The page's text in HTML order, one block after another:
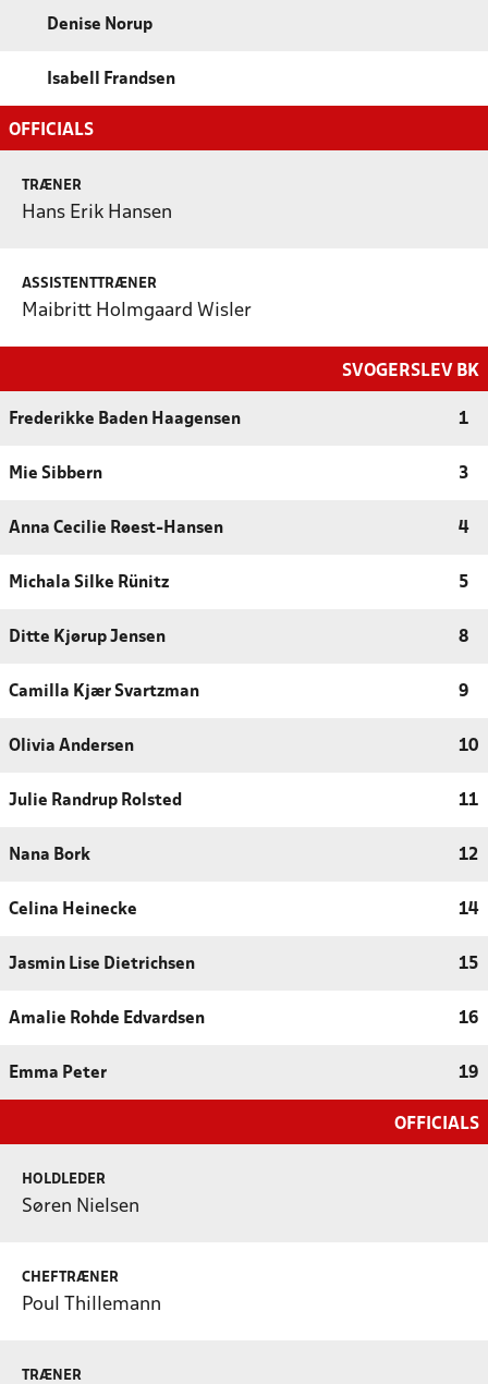
Denise Norup
Isabell Frandsen
OFFICIALS
TRÆNER
Hans Erik Hansen
ASSISTENTTRÆNER
Maibritt Holmgaard Wisler
SVOGERSLEV BK
Frederikke Baden Haagensen 1
Mie Sibbern 3
Anna Cecilie Røest-Hansen 4
Michala Silke Rünitz 5
Ditte Kjørup Jensen 8
Camilla Kjær Svartzman 9
Olivia Andersen 10
Julie Randrup Rolsted 11
Nana Bork 12
Celina Heinecke 14
Jasmin Lise Dietrichsen 15
Amalie Rohde Edvardsen 16
Emma Peter 19
OFFICIALS
HOLDLEDER
Søren Nielsen
CHEFTRÆNER
Poul Thillemann
TRÆNER